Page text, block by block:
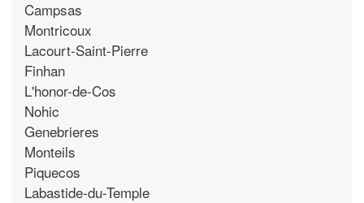
Campsas
Montricoux
Lacourt-Saint-Pierre
Finhan
L'honor-de-Cos
Nohic
Genebrieres
Monteils
Piquecos
Labastide-du-Temple